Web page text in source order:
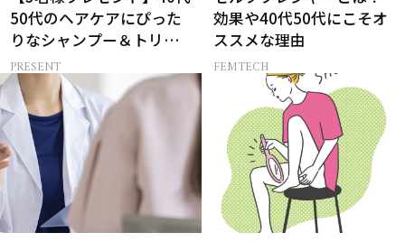
50代のヘアケアにぴった
りなシャンプー＆トリー
トメントで、うねり悩み
に対処！
PRESENT
効果や40代50代にこそオ
ススメな理由
FEMTECH